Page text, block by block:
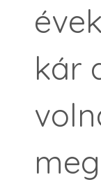
kár